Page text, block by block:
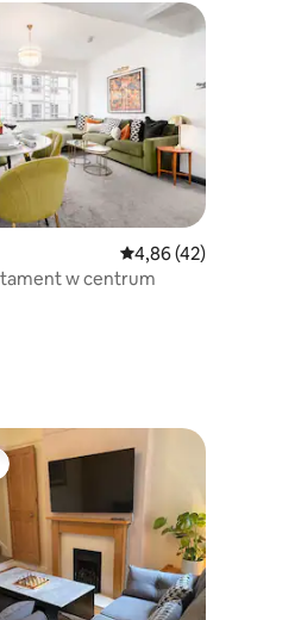
101 Średnia ocena: 4,86
4,86 (42)
w centrum
z kategorii Wybór gości